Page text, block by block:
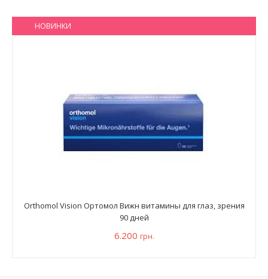
НОВИНКИ
Orthomol Vision Ортомол Вижн витамины для глаз, зрения
90 дней
6.200 грн.